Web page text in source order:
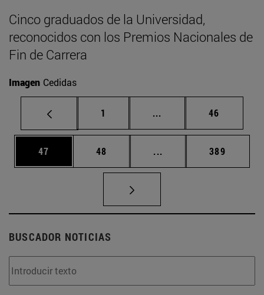
Cinco graduados de la Universidad,
reconocidos con los Premios Nacionales de
Fin de Carrera
Imagen Cedidas
Página
1 ... Páginas intermedias
Página
46
Página
47 Página
48 ... Páginas intermedias
Página
389
BUSCADOR NOTICIAS